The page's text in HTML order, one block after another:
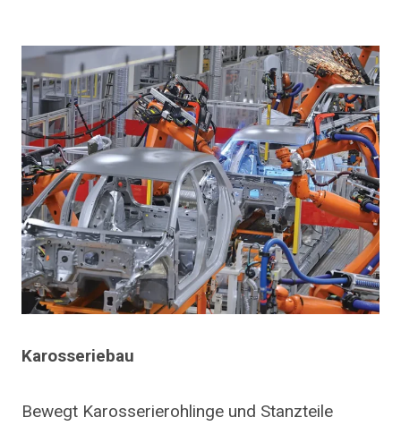
Karosseriebau
Bewegt Karosserierohlinge und Stanzteile